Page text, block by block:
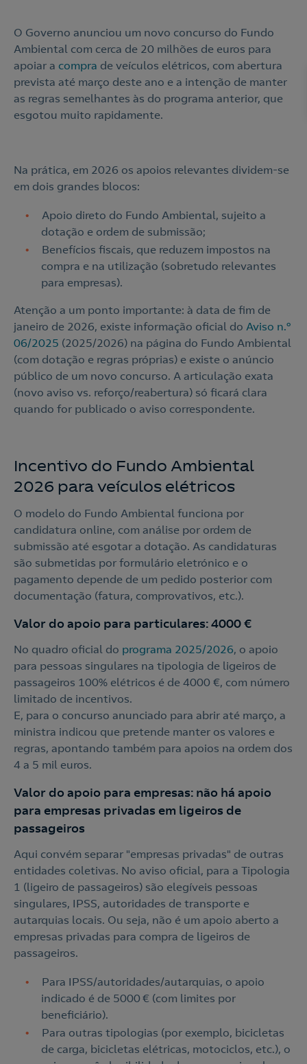
O Governo anunciou um novo concurso do Fundo
Ambiental com cerca de 20 milhões de euros para
apoiar a compra de veículos elétricos, com abertura
prevista até março deste ano e a intenção de manter
as regras semelhantes às do programa anterior, que
esgotou muito rapidamente.
Na prática, em 2026 os apoios relevantes dividem-se
em dois grandes blocos:
Apoio direto do Fundo Ambiental, sujeito a
dotação e ordem de submissão;
Benefícios fiscais, que reduzem impostos na
compra e na utilização (sobretudo relevantes
para empresas).
Atenção a um ponto importante: à data de fim de
janeiro de 2026, existe informação oficial do Aviso n.º
06/2025 (2025/2026) na página do Fundo Ambiental
(com dotação e regras próprias) e existe o anúncio
público de um novo concurso. A articulação exata
(novo aviso vs. reforço/reabertura) só ficará clara
quando for publicado o aviso correspondente.
Incentivo do Fundo Ambiental
2026 para veículos elétricos
O modelo do Fundo Ambiental funciona por
candidatura online, com análise por ordem de
submissão até esgotar a dotação. As candidaturas
são submetidas por formulário eletrónico e o
pagamento depende de um pedido posterior com
documentação (fatura, comprovativos, etc.).
Valor do apoio para particulares: 4000 €
No quadro oficial do programa 2025/2026, o apoio
para pessoas singulares na tipologia de ligeiros de
passageiros 100% elétricos é de 4000 €, com número
limitado de incentivos.
E, para o concurso anunciado para abrir até março, a
ministra indicou que pretende manter os valores e
regras, apontando também para apoios na ordem dos
4 a 5 mil euros.
Valor do apoio para empresas: não há apoio
para empresas privadas em ligeiros de
passageiros
Aqui convém separar "empresas privadas" de outras
entidades coletivas. No aviso oficial, para a Tipologia
1 (ligeiro de passageiros) são elegíveis pessoas
singulares, IPSS, autoridades de transporte e
autarquias locais. Ou seja, não é um apoio aberto a
empresas privadas para compra de ligeiros de
passageiros.
Para IPSS/autoridades/autarquias, o apoio
indicado é de 5000 € (com limites por
beneficiário).
Para outras tipologias (por exemplo, bicicletas
de carga, bicicletas elétricas, motociclos, etc.), o